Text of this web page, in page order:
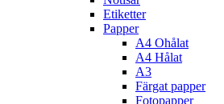
Etiketter
Papper
A4 Ohålat
A4 Hålat
A3
Färgat papper
Fotopapper